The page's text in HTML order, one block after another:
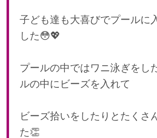
2023年 02月(19)
2023年 01月(18)
2022年 12月(19)
2022年 11月(20)
2022年 09月(20)
子ども達も大喜びでプールに
した😳💖
プールの中ではワニ泳ぎをし
ルの中にビーズを入れて
ビーズ拾いをしたりとたくさ
た👏